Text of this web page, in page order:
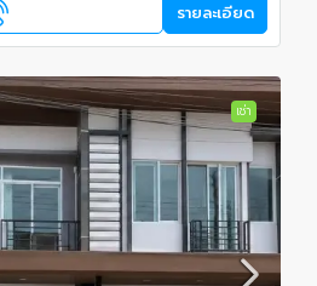
รายละเอียด
เช่า